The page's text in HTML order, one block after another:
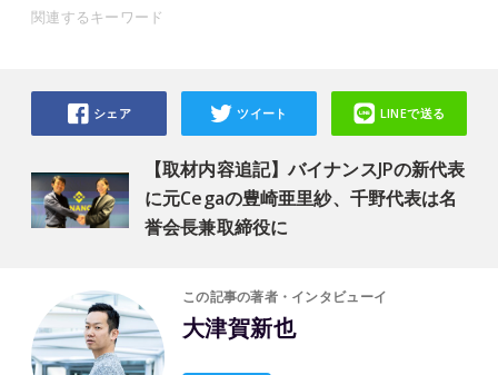
関連するキーワード
【取材内容追記】バイナンスJPの新代表
に元Cegaの豊崎亜里紗、千野代表は名
誉会長兼取締役に
シェア ツイート LINEで送る
この記事の著者・インタビューイ
大津賀新也